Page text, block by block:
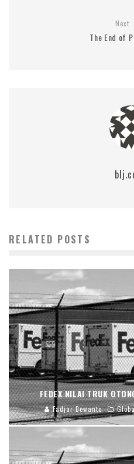
Next
The End of
RELATED POSTS
FEDEX NILAI TRUK
Fadjar Dewanto